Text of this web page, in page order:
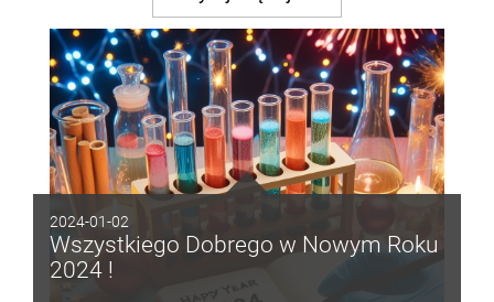
2024-01-02
Wszystkiego Dobrego w Nowym Roku
2024 !